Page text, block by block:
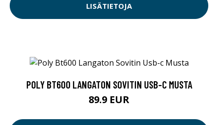
LISÄTIETOJA
POLY BT600 LANGATON SOVITIN USB-C MUSTA
89.9 EUR